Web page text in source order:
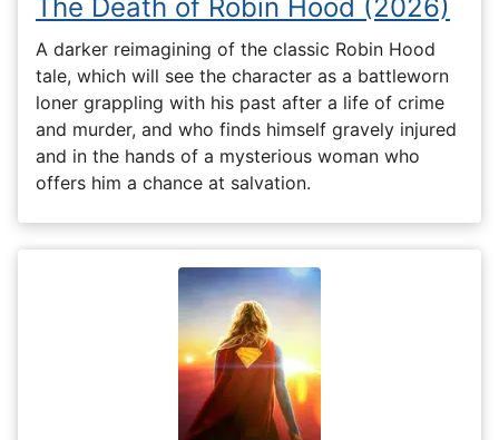
The Death of Robin Hood (2026)
A darker reimagining of the classic Robin Hood
tale, which will see the character as a battleworn
loner grappling with his past after a life of crime
and murder, and who finds himself gravely injured
and in the hands of a mysterious woman who
offers him a chance at salvation.